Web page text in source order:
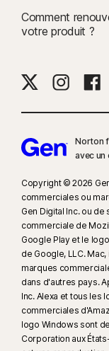
Comment
votre produit ?
Norton
avec un
Copyright © 2026
commerciales ou
Gen Digital Inc. ou
commerciale de
Google Play et le
de Google, LLC.
marques
dans d'autres pays.
Inc. Alexa et tous les
commerciales
logo Windows sont
Corporation aux